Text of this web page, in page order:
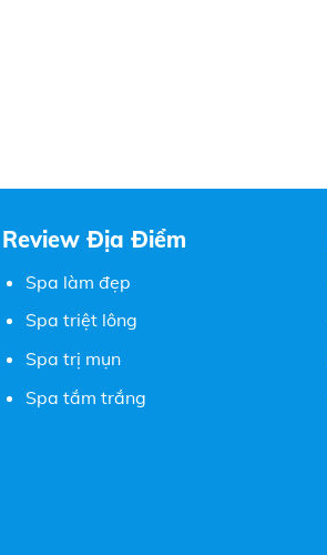
Review Địa Điểm
Spa làm đẹp
Spa triệt lông
Spa trị mụn
Spa tắm trắng